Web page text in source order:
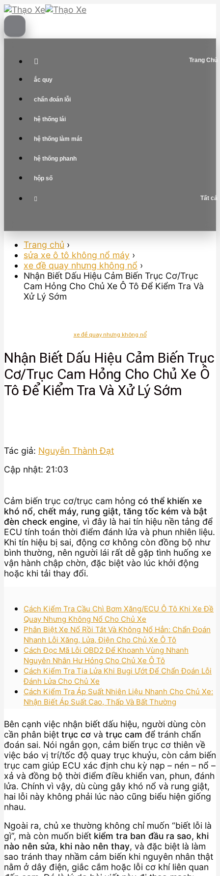
Skip
to
content
Trang Chủ
ắc quy
chẩn đoán lỗi
hệ thống lái
hệ thống làm mát
hệ thống phanh
hộp số
Tất cả
Trang chủ ›
sửa xe ô tô không nổ máy ›
xe đề quay nhưng không nổ ›
Nhận Biết Dấu Hiệu Cảm Biến Trục Cơ/Trục
Cam Hỏng Cho Chủ Xe Ô Tô Để Kiểm Tra Và
Xử Lý Sớm
xe đề quay nhưng không nổ
Nhận Biết Dấu Hiệu Cảm Biến Trục
Cơ/Trục Cam Hỏng Cho Chủ Xe Ô
Tô Để Kiểm Tra Và Xử Lý Sớm
Tác giả: Nguyễn Thành Đạt
Cập nhật: 21:03
Cảm biến trục cơ/trục cam hỏng có thể khiến xe
khó nổ, chết máy, rung giật, tăng tốc kém và bật
đèn check engine, vì đây là hai tín hiệu nền tảng để
ECU tính toán thời điểm đánh lửa và phun nhiên liệu.
Khi tín hiệu bị sai, động cơ không còn đồng bộ như
bình thường, nên người lái rất dễ gặp tình huống xe
vận hành chập chờn, đặc biệt vào lúc khởi động
hoặc khi tải thay đổi.
Cách Kiểm Tra Cầu Chì Bơm Xăng/ECU Ô Tô Khi Xe Đề
Quay Nhưng Không Nổ Cho Chủ Xe
Phân Biệt Xe Nổ Rồi Tắt Và Không Nổ Hẳn: Chẩn Đoán
Nhanh Lỗi Xăng, Lửa, Điện Cho Chủ Xe Ô Tô
Cách Đọc Mã Lỗi OBD2 Để Khoanh Vùng Nhanh
Nguyên Nhân Hư Hỏng Cho Chủ Xe Ô Tô
Cách Kiểm Tra Tia Lửa Khi Bugi Ướt Để Chẩn Đoán Lỗi
Đánh Lửa Cho Chủ Xe
Cách Kiểm Tra Áp Suất Nhiên Liệu Nhanh Cho Chủ Xe:
Nhận Biết Áp Suất Cao, Thấp Và Bất Thường
Bên cạnh việc nhận biết dấu hiệu, người dùng còn
cần phân biệt trục cơ và trục cam để tránh chẩn
đoán sai. Nói ngắn gọn, cảm biến trục cơ thiên về
việc báo vị trí/tốc độ quay trục khuỷu, còn cảm biến
trục cam giúp ECU xác định chu kỳ nạp – nén – nổ –
xả và đồng bộ thời điểm điều khiển van, phun, đánh
lửa. Chính vì vậy, dù cùng gây khó nổ và rung giật,
hai lỗi này không phải lúc nào cũng biểu hiện giống
nhau.
Ngoài ra, chủ xe thường không chỉ muốn “biết lỗi là
gì”, mà còn muốn biết kiểm tra ban đầu ra sao, khi
nào nên sửa, khi nào nên thay, và đặc biệt là làm
sao tránh thay nhầm cảm biến khi nguyên nhân thật
nằm ở dây điện, giắc cắm hoặc lỗi cơ khí liên quan